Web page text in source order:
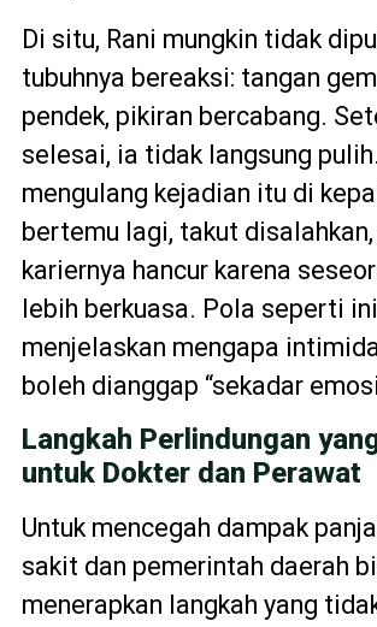
Di situ, Rani mungkin tidak
tubuhnya bereaksi: tangan
pendek, pikiran bercabang.
selesai, ia tidak langsung
mengulang kejadian itu di
bertemu lagi, takut
kariernya hancur karena
lebih berkuasa. Pola seperti ini
menjelaskan mengapa
boleh dianggap “sekadar
Langkah Perlindungan
untuk Dokter dan Perawat
Untuk mencegah dampak
sakit dan pemerintah daerah
menerapkan langkah yang